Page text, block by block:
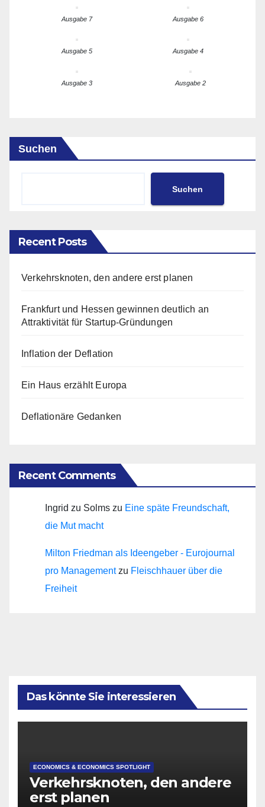
Ausgabe 7 Ausgabe 6
Ausgabe 5 Ausgabe 4
Ausgabe 3 Ausgabe 2
Suchen
Suchen
Recent Posts
Verkehrsknoten, den andere erst planen
Frankfurt und Hessen gewinnen deutlich an
Attraktivität für Startup-Gründungen
Inflation der Deflation
Ein Haus erzählt Europa
Deflationäre Gedanken
Recent Comments
Ingrid zu Solms zu Eine späte Freundschaft,
die Mut macht
Milton Friedman als Ideengeber - Eurojournal
pro Managementzu Fleischhauer über die
Freiheit
Das könnte Sie interessieren
ECONOMICS & ECONOMICS SPOTLIGHT
Verkehrsknoten, den andere
erst planen